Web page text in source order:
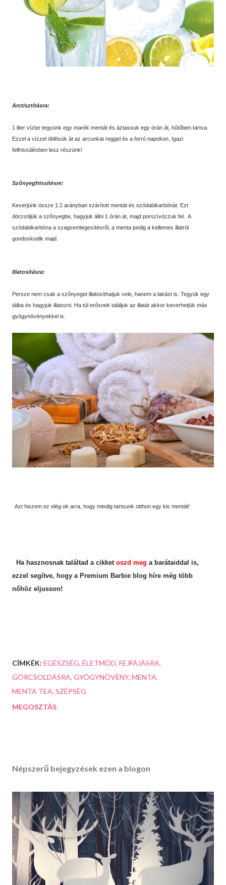
Arctisztításra:
1 liter vízbe tegyünk egy marék mentát és áztassuk egy órán át, hűtőben tartva.
Ezzel a vízzel öblítsük át az arcunkat reggel és a forró napokon. Igazi
felfrissülésben lesz részünk!
Szőnyegfrissítésre:
Keverjünk össze 1:2 arányban szárított mentát és szódabikarbónát. Ezt
dörzsöljük a szőnyegbe, hagyjuk állni 1 órán át, majd porszívózzuk fel. A
szódabikarbóna a szagsemlegesítésről, a menta pedig a kellemes illatról
gondoskodik majd.
Illatosításra:
Persze nem csak a szőnyeget illatosíthatjuk vele, hanem a lakást is. Tegyük egy
tálba és hagyjuk illatozni. Ha túl erősnek találjuk az illatát akkor keverhetjük más
gyógynövényekkel is.
Azt hiszem ez elég ok arra, hogy mindig tartsunk otthon egy kis mentát!
Ha hasznosnak találtad a cikket oszd meg a barátaiddal is,
ezzel segítve, hogy a Premium Barbie blog híre még több
nőhöz eljusson!
CÍMKÉK: EGÉSZSÉG ÉLETMÓD FEJFÁJÁSRA
GÖRCSOLDÁSRA GYÓGYNÖVÉNY MENTA
MENTA TEA SZÉPSÉG
MEGOSZTÁS
Népszerű bejegyzések ezen a blogon